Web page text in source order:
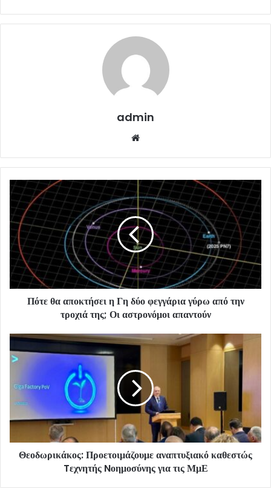
admin
Πότε θα αποκτήσει η Γη δύο φεγγάρια γύρω από την
τροχιά της; Οι αστρονόμοι απαντούν
Θεοδωρικάκος: Προετοιμάζουμε αναπτυξιακό καθεστώς
Tεχνητής Nοημοσύνης για τις ΜμΕ